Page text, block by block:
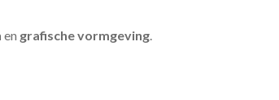
en grafische vormgeving.